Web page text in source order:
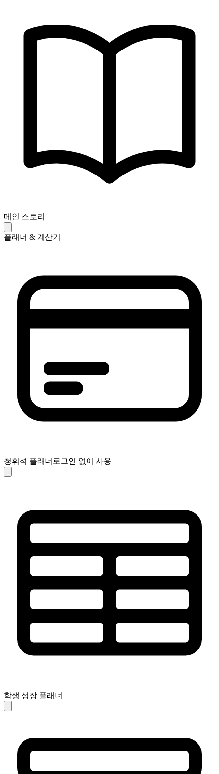
메인 스토리
플래너 & 계산기
청휘석 플래너 로그인 없이 사용
학생 성장 플래너